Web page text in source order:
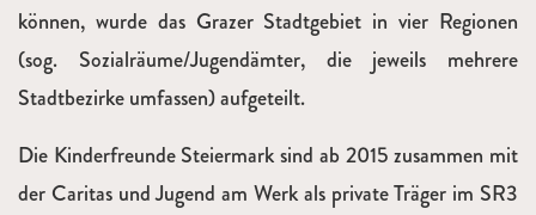
können, wurde das Grazer Stadtgebiet in vier Regionen
(sog. Sozialräume/Jugendämter, die jeweils mehrere
Stadtbezirke umfassen) aufgeteilt.
Die Kinderfreunde Steiermark sind ab 2015 zusammen mit
der Caritas und Jugend am Werk als private Träger im SR3